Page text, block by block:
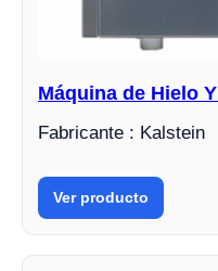
Máquina de Hielo
Fabricante : Kalstein
Ver producto